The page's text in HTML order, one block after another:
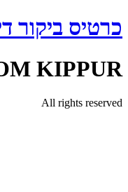
דלג
לתוכן
כרטיס ביקור
KIPPUR
All rights reserved